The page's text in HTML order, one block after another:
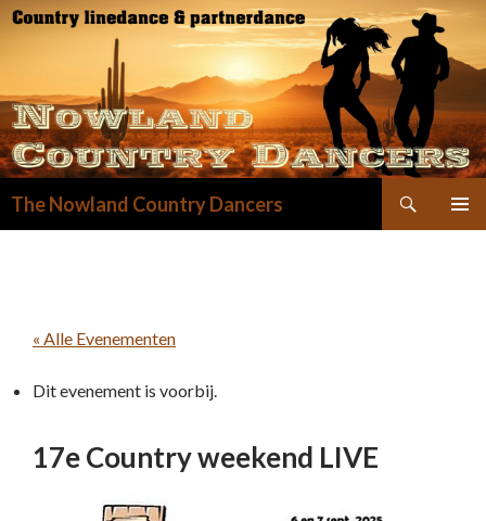
The Nowland Country Dancers
« Alle Evenementen
Dit evenement is voorbij.
17e Country weekend LIVE